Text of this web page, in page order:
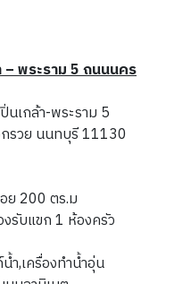
– พระราม 5 ถนนนคร
เกล้า-พระราม 5
รวย นนทบุรี 11130
ย 200 ตร.ม
รับแขก 1 ห้องครัว
ำ,เครื่องทำน้ำอุ่น